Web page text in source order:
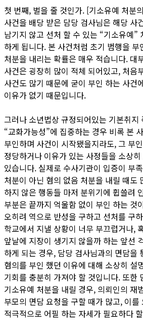
첫 번째, 벌을 줄 것인가. [기소유예 처분
사건을 배당 받은 담당 검사님은 해당 사
남기지 않고 선처 할 수 있는 “기소유예”
하게 됩니다. 본 사건처럼 초기 범행을
처분을 내리는 확률은 매우 적습니다. 대
사건은 굉장히 많이 적체 되어있고, 처음
사건도 많기 때문에 굳이 부인 하는 사건
이유가 없기 때문입니다.
그러나 소년법상 규정되어있는 기본취지
“교화가능성”에 집중하는 경우 비록 본
부인하며 사건이 시작됐을지라도, 그 부
정당하거나 이유가 있는 사정들을 소상
있습니다. 실제로 수사기관이 입증이 부
처분이 아닌 혐의 없음 처분을 내릴 때도
하지 않은 행동들 마저 분위기에 휩쓸려
부분은 끝까지 억울함 없이 부인 하는 것
오히려 역으로 반성을 구하고 선처를 구
학교에서 지낼 상황이 너무 부끄럽거나,
앞날에 지장이 생기지 않을까 하는 앞선
하게 되는 경우, 담당 검사님과의 면담을
혐의를 부인 했던 이유에 대해 소상히 설
기회를 충분히 가져야 할 것입니다. 또한
기소유예 처분을 내릴 경우, 의뢰인의 재
부모의 면담 요청을 구할 때가 많고, 이를
적극적으로 어필 하는 자세가 필요하다